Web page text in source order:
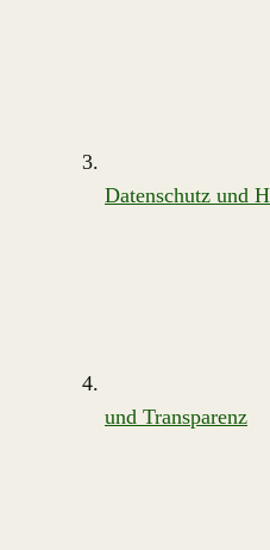
Datenschutz und
und Transparenz